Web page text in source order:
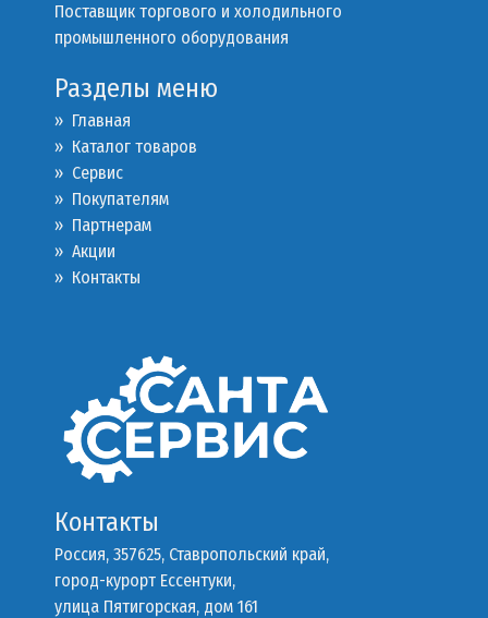
Поставщик торгового и холодильного
промышленного оборудования
Разделы меню
» Главная
» Каталог товаров
» Сервис
» Покупателям
» Партнерам
» Акции
» Контакты
Контакты
Россия, 357625, Ставропольский край,
город-курорт Ессентуки,
улица Пятигорская, дом 161